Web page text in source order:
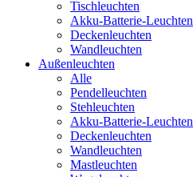
Tischleuchten
Akku-Batterie-Leuchten
Deckenleuchten
Wandleuchten
Außenleuchten
Alle
Pendelleuchten
Stehleuchten
Akku-Batterie-Leuchten
Deckenleuchten
Wandleuchten
Mastleuchten